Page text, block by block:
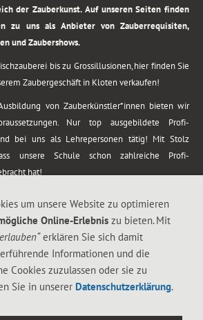
der Zauberkunst. Auf unseren Seiten finden
zu uns als Anbieter von Zauberrequisiten,
und Zaubershows.
bis zu Grossillusionen, hier finden Sie
Zaubergeschäft in Kloten verkaufen!
von Zauberkünstler*innen bieten wir
Nur top ausgebildete Profi-
bei uns als Lehrepersonen tätig! Mit Stolz
unsere Schule schon zahlreiche Profi-
hat!
zur Tischzauberei. Lassen Sie sich faszinieren von
Show, angerührt mit sprachlichen Sequenzen,
Illusionen wie Kaninchen, Vasen, Seilen,
um unsere Website zu optimieren
Online-Erlebnis zu bieten. Mit
erklären Sie sich damit
Informationen und die
Cookies zuzulassen oder sie zu
Sie in unserer Datenschutzerklärung.